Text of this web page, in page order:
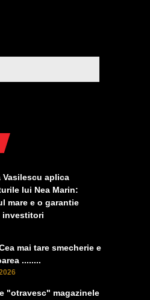
Vasilescu aplica
lui Nea Marin:
mare e o garantie
investitori
mai tare smecherie e
........
"otravesc" magazinele